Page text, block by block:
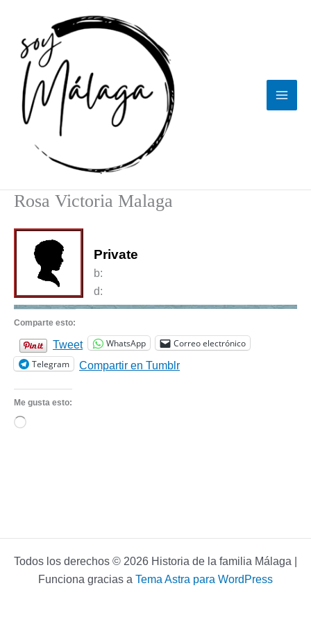
contenido
Rosa Victoria Malaga
Private
b:
d:
Comparte esto:
Tweet WhatsApp
Correo electrónico
Telegram
Compartir en Tumblr
Me gusta esto:
Cargando...
Todos los derechos © 2026 Historia de la familia Málaga |
Funciona gracias a Tema Astra para WordPress